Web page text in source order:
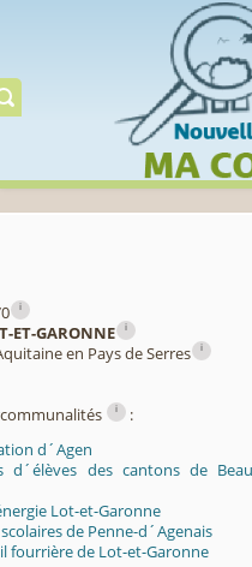
i
ET-GARONNE i
en Pays de Serres i
i
:
d´Agen
d´élèves des cantons de
Lot-et-Garonne
de Penne-d´Agenais
fourrière de Lot-et-Garonne
Cookies management panel